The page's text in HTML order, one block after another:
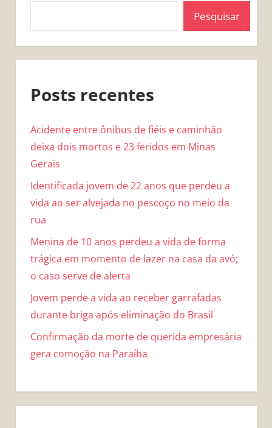
Pesquisar
Posts recentes
Acidente entre ônibus de fiéis e caminhão
deixa dois mortos e 23 feridos em Minas
Gerais
Identificada jovem de 22 anos que perdeu a
vida ao ser alvejada no pescoço no meio da
rua
Menina de 10 anos perdeu a vida de forma
trágica em momento de lazer na casa da avó;
o caso serve de alerta
Jovem perde a vida ao receber garrafadas
durante briga após eliminação do Brasil
Confirmação da morte de querida empresária
gera comoção na Paraíba